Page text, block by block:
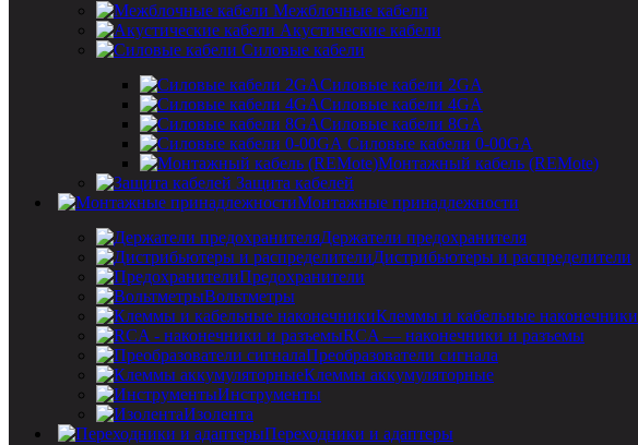
Межблочные кабели
Акустические кабели
Силовые кабели
Силовые кабели 2GA
Силовые кабели 4GA
Силовые кабели 8GA
Силовые кабели 0-00GA
Монтажный кабель (REMote)
Защита кабелей
Монтажные принадлежности
Держатели предохранителя
Дистрибьютеры и распределители
Предохранители
Вольтметры
Клеммы и кабельные наконечники
RCA — наконечники и разъемы
Преобразователи сигнала
Клеммы аккумуляторные
Инструменты
Изолента
Переходники и адаптеры